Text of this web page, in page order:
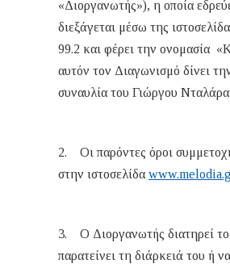
«Διοργανωτής»), η οποία
διεξάγεται μέσω της
99.2 και φέρει την ονομασία
αυτόν τον Διαγωνισμό δίνει
συναυλία του Γιώργου
2. Οι παρόντες όροι
στην ιστοσελίδα
3. Ο Διοργανωτής διατηρεί το
παρατείνει τη διάρκειά του ή